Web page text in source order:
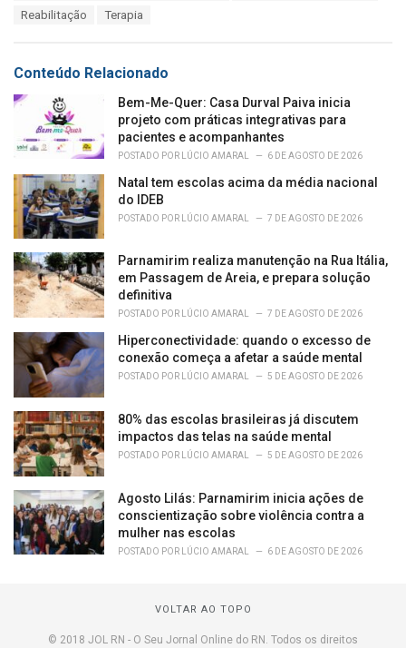
i
s
Reabilitação
Terapia
Conteúdo Relacionado
Bem-Me-Quer: Casa Durval Paiva inicia
projeto com práticas integrativas para
pacientes e acompanhantes
POSTADO POR LÚCIO AMARAL 6 DE AGOSTO DE 2026
Natal tem escolas acima da média nacional
do IDEB
POSTADO POR LÚCIO AMARAL 7 DE AGOSTO DE 2026
Parnamirim realiza manutenção na Rua Itália,
em Passagem de Areia, e prepara solução
definitiva
POSTADO POR LÚCIO AMARAL 7 DE AGOSTO DE 2026
Hiperconectividade: quando o excesso de
conexão começa a afetar a saúde mental
POSTADO POR LÚCIO AMARAL 5 DE AGOSTO DE 2026
80% das escolas brasileiras já discutem
impactos das telas na saúde mental
POSTADO POR LÚCIO AMARAL 5 DE AGOSTO DE 2026
Agosto Lilás: Parnamirim inicia ações de
conscientização sobre violência contra a
mulher nas escolas
POSTADO POR LÚCIO AMARAL 6 DE AGOSTO DE 2026
VOLTAR AO TOPO
© 2018 JOL RN - O Seu Jornal Online do RN. Todos os direitos